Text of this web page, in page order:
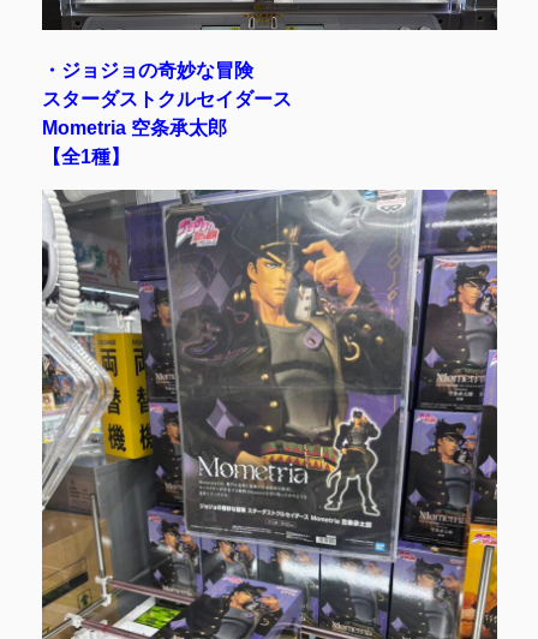
・ジョジョの奇妙な冒険
スターダストクルセイダース
Mometria 空条承太郎
【全1種】